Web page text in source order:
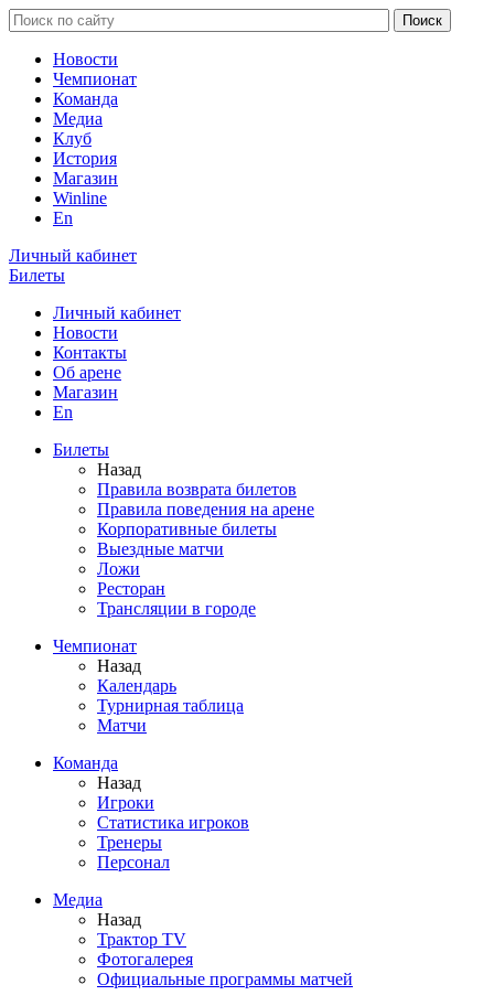
Новости
Чемпионат
Команда
Медиа
Клуб
История
Магазин
Winline
En
Личный кабинет
Билеты
Личный кабинет
Новости
Контакты
Об арене
Магазин
En
Билеты
Назад
Правила возврата билетов
Правила поведения на арене
Корпоративные билеты
Выездные матчи
Ложи
Ресторан
Трансляции в городе
Чемпионат
Назад
Календарь
Турнирная таблица
Матчи
Команда
Назад
Игроки
Статистика игроков
Тренеры
Персонал
Медиа
Назад
Трактор TV
Фотогалерея
Официальные программы матчей